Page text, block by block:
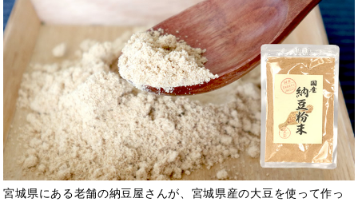
宮城県にある老舗の納豆屋さんが、宮城県産の大豆を使って作っ